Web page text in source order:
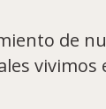
de